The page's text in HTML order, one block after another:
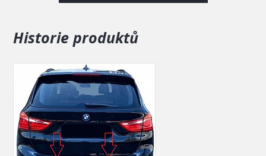
Historie produktů